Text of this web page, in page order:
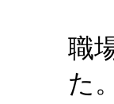
職
た。